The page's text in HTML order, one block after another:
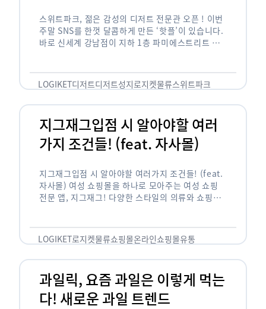
스위트파크, 젊은 감성의 디저트 전문관 오픈 ! 이번
주말 SNS를 한껏 달콤하게 만든 ‘핫플’이 있습니다.
바로 신세계 강남점이 지하 1층 파미에스트리트 분
LOGIKET디저트디저트성지로지켓물류스위트파크
지그재그입점 시 알아야할 여러
가지 조건들! (feat. 자사몰)
지그재그입점 시 알아야할 여러가지 조건들! (feat.
자사몰) 여성 쇼핑몰을 하나로 모아주는 여성 쇼핑
전문 앱, 지그재그! 다양한 스타일의 의류와 쇼핑몰
LOGIKET로지켓물류쇼핑몰온라인쇼핑몰유통
과일릭, 요즘 과일은 이렇게 먹는
다! 새로운 과일 트렌드